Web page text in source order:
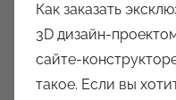
Как заказать
3D дизайн-
сайте-
такое. Если вы